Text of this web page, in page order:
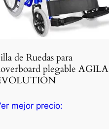
de Ruedas para
plegable AGILA
mejor precio: